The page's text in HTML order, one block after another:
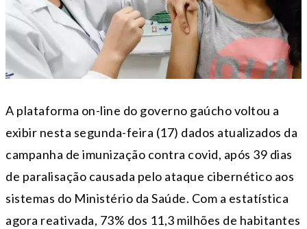
A plataforma on-line do governo gaúcho voltou a
exibir nesta segunda-feira (17) dados atualizados da
campanha de imunização contra covid, após 39 dias
de paralisação causada pelo ataque cibernético aos
sistemas do Ministério da Saúde. Com a estatística
agora reativada, 73% dos 11,3 milhões de habitantes